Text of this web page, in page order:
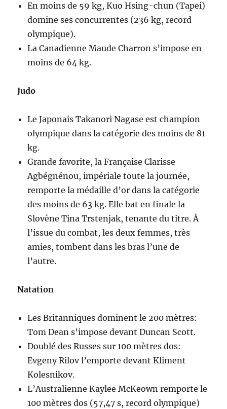
En moins de 59 kg, Kuo Hsing-chun (Tapei)
domine ses concurrentes (236 kg, record
olympique).
La Canadienne Maude Charron s’impose en
moins de 64 kg.
Judo
Le Japonais Takanori Nagase est champion
olympique dans la catégorie des moins de 81
kg.
Grande favorite, la Française Clarisse
Agbégnénou, impériale toute la journée,
remporte la médaille d’or dans la catégorie
des moins de 63 kg. Elle bat en finale la
Slovène Tina Trstenjak, tenante du titre. À
l’issue du combat, les deux femmes, très
amies, tombent dans les bras l’une de
l’autre.
Natation
Les Britanniques dominent le 200 mètres:
Tom Dean s’impose devant Duncan Scott.
Doublé des Russes sur 100 mètres dos:
Evgeny Rilov l’emporte devant Kliment
Kolesnikov.
L’Australienne Kaylee McKeown remporte le
100 mètres dos (57,47 s, record olympique)